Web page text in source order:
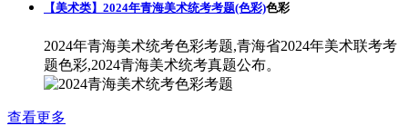
【美术类】2024年青海美术统考考题(色彩)色彩
2024年青海美术统考色彩考题,青海省2024年美术联考考
题色彩,2024青海美术统考真题公布。
查看更多